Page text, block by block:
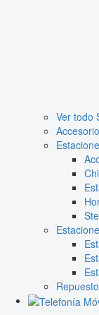
Ver todo